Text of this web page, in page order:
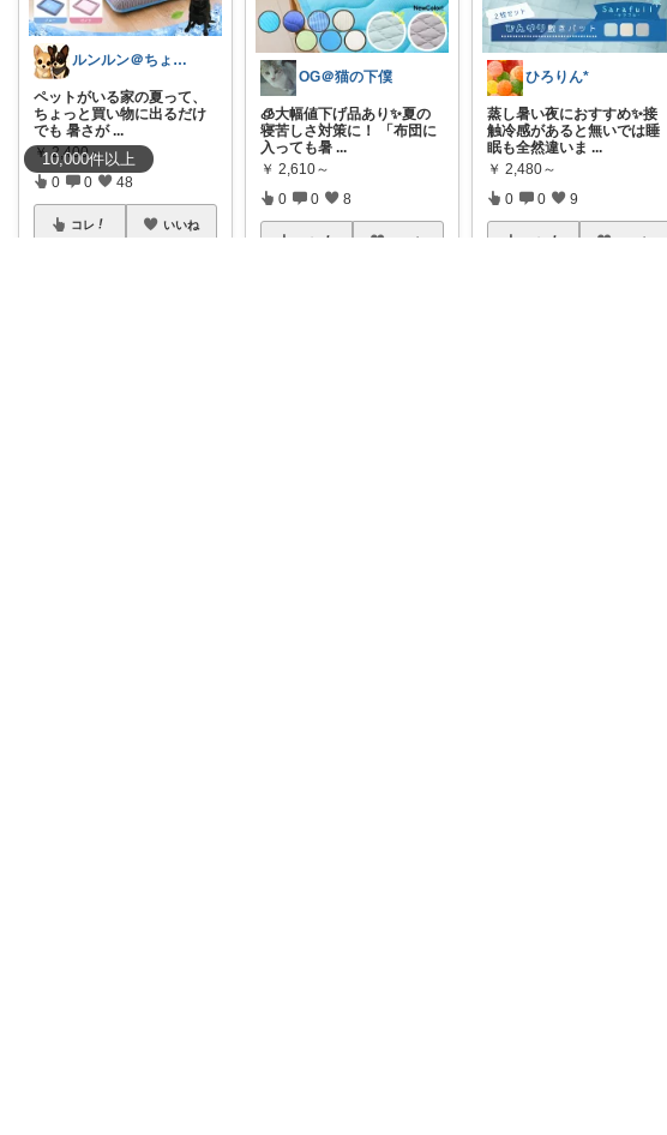
10,000件以上
ルンルン＠ちょいラク暮らし
ペットがいる家の夏って、
ちょっと買い物に出るだけ
でも 暑さが ...
￥ 2,400～
0 0 48
コレ いいね
OG＠猫の下僕
🧊大幅値下げ品あり✨夏の
寝苦しさ対策に！ 「布団に
入っても暑 ...
￥ 2,610～
0 0 8
コレ いいね
ひろりん*
蒸し暑い夜におすすめ✨接
触冷感があると無いでは睡
眠も全然違いま ...
￥ 2,480～
0 0 9
コレ いいね